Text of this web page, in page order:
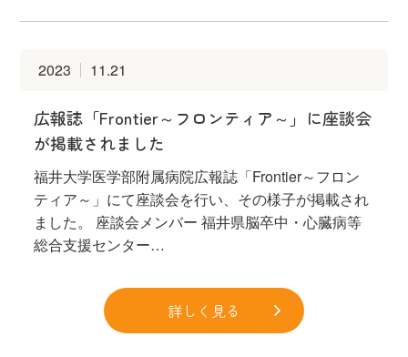
2023 11.21
広報誌「Frontier～フロンティア～」に座談会
が掲載されました
福井大学医学部附属病院広報誌「Frontier～フロン
ティア～」にて座談会を行い、その様子が掲載され
ました。 座談会メンバー 福井県脳卒中・心臓病等
総合支援センター…
詳しく見る